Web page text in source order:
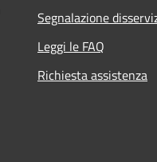
Segnalazione
Leggi le FAQ
Richiesta assistenza